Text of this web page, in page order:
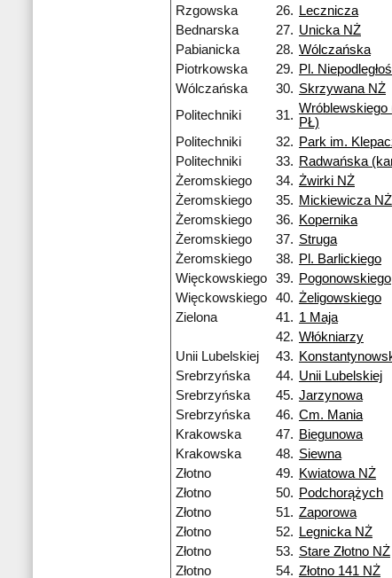
Rzgowska
26. Lecznicza
Bednarska
27. Unicka NŻ
Pabianicka
28. Wólczańska
Piotrkowska
29. Pl.
Wólczańska
30. Skrzywana NŻ
Politechniki
31. Wróblewskiego
PŁ)
Politechniki 32. Park im.
Politechniki
33. Radwańska
Żeromskiego
34. Żwirki NŻ
Żeromskiego
35. Mickiewicza NŻ
Żeromskiego
36. Kopernika
Żeromskiego
37. Struga
Żeromskiego
38. Pl. Barlickiego
Więckowskiego
39. Pogonowskiego
Więckowskiego
40. Żeligowskiego
Zielona
41. 1 Maja
42. Włókniarzy
Unii Lubelskiej
43.
Srebrzyńska
44. Unii Lubelskiej
Srebrzyńska
45. Jarzynowa
Srebrzyńska
46. Cm. Mania
Krakowska
47. Biegunowa
Krakowska
48. Siewna
Złotno
49. Kwiatowa NŻ
Złotno
50. Podchorążych
Złotno
51. Zaporowa
Złotno
52. Legnicka NŻ
Złotno
53. Stare Złotno NŻ
Złotno
54. Złotno 141 NŻ